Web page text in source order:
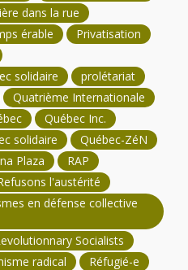
dans la rue
érable
Privatisation
solidaire
prolétariat
Quatrième Internationale
Québec Inc.
solidaire
Québec-ZéN
Plaza
RAP
l'austérité
en défense collective
Socialists
radical
Réfugié-e